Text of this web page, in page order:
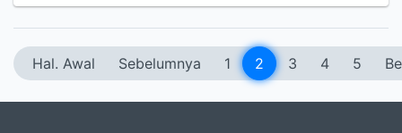
Hal. Awal Sebelumnya 1 2 3 4 5